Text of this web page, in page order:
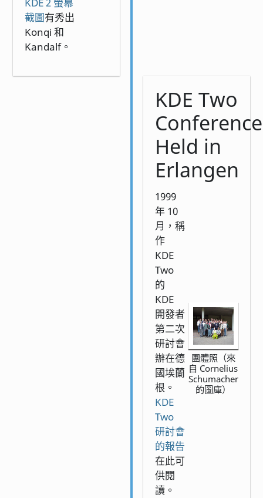
截圖有秀出
Konqi 和
Kandalf。
KDE Two
Conference
Held in
Erlangen
1999
年 10
月，稱
作
KDE
Two
的
KDE
開發者
第二次
研討會
辦在德
國埃蘭
根。
KDE
Two
研討會
的報告
在此可
供閱
讀。
團體照（來
自 Cornelius
Schumacher
的圖庫）